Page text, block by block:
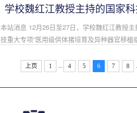
学校魏红江教授主持的国家
本站消息 12月26日至27日，学校魏红江教授
技重大专项“医用级供体猪培育及异种器官移植
咨询会及课题整体...
上页 1 4 5 6 7 8